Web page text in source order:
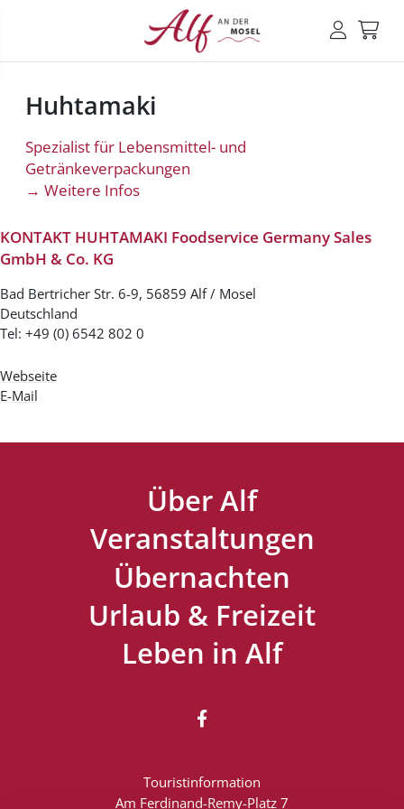
Huhtamaki
Spezialist für Lebensmittel- und
Getränkeverpackungen
→ Weitere Infos
KONTAKT HUHTAMAKI Foodservice Germany Sales
GmbH & Co. KG
Bad Bertricher Str. 6-9, 56859 Alf / Mosel
Deutschland
Tel: +49 (0) 6542 802 0
Webseite
E-Mail
Über Alf
Veranstaltungen
Übernachten
Urlaub & Freizeit
Leben in Alf

Touristinformation
Am Ferdinand-Remy-Platz 7